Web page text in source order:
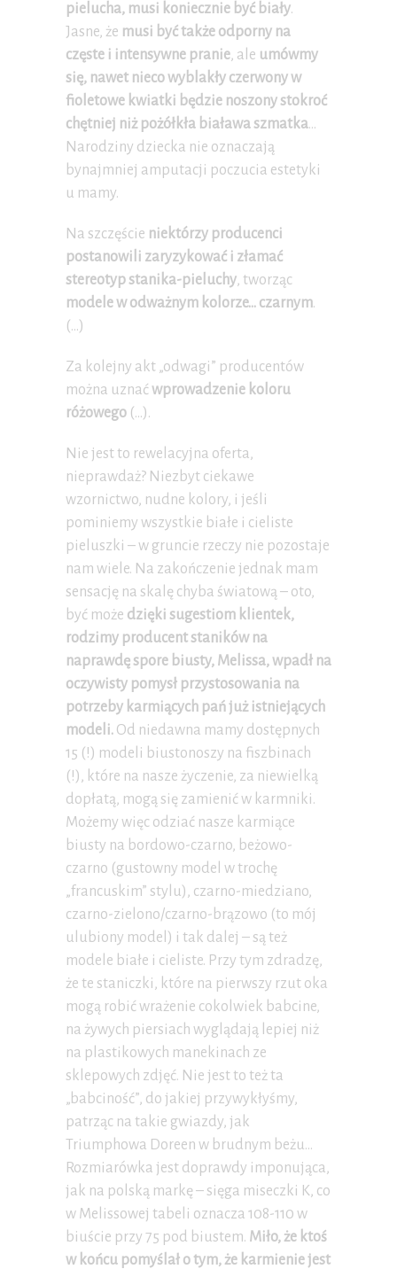
pielucha, musi koniecznie być biały.
Jasne, że musi być także odporny na
częste i intensywne pranie, ale umówmy
się, nawet nieco wyblakły czerwony w
fioletowe kwiatki będzie noszony stokroć
chętniej niż pożółkła biaława szmatka…
Narodziny dziecka nie oznaczają
bynajmniej amputacji poczucia estetyki
u mamy.
Na szczęście niektórzy producenci
postanowili zaryzykować i złamać
stereotyp stanika-pieluchy, tworząc
modele w odważnym kolorze… czarnym.
(…)
Za kolejny akt „odwagi” producentów
można uznaćwprowadzenie koloru
różowego (…).
Nie jest to rewelacyjna oferta,
nieprawdaż? Niezbyt ciekawe
wzornictwo, nudne kolory, i jeśli
pominiemy wszystkie białe i cieliste
pieluszki – w gruncie rzeczy nie pozostaje
nam wiele. Na zakończenie jednak mam
sensację na skalę chyba światową – oto,
być może dzięki sugestiom klientek,
rodzimy producent staników na
naprawdę spore biusty, Melissa, wpadł na
oczywisty pomysł przystosowania na
potrzeby karmiących pań już istniejących
modeli. Od niedawna mamy dostępnych
15 (!) modeli biustonoszy na fiszbinach
(!), które na nasze życzenie, za niewielką
dopłatą, mogą się zamienić w karmniki.
Możemy więc odziać nasze karmiące
biusty na bordowo-czarno, beżowo-
czarno (gustowny model w trochę
„francuskim” stylu), czarno-miedziano,
czarno-zielono/czarno-brązowo (to mój
ulubiony model) i tak dalej – są też
modele białe i cieliste. Przy tym zdradzę,
że te staniczki, które na pierwszy rzut oka
mogą robić wrażenie cokolwiek babcine,
na żywych piersiach wyglądają lepiej niż
na plastikowych manekinach ze
sklepowych zdjęć. Nie jest to też ta
„babciność”, do jakiej przywykłyśmy,
patrząc na takie gwiazdy, jak
Triumphowa Doreen w brudnym beżu…
Rozmiarówka jest doprawdy imponująca,
jak na polską markę – sięga miseczki K, co
w Melissowej tabeli oznacza 108-110 w
biuście przy 75 pod biustem. Miło, że ktoś
w końcu pomyślał o tym, że karmienie jest